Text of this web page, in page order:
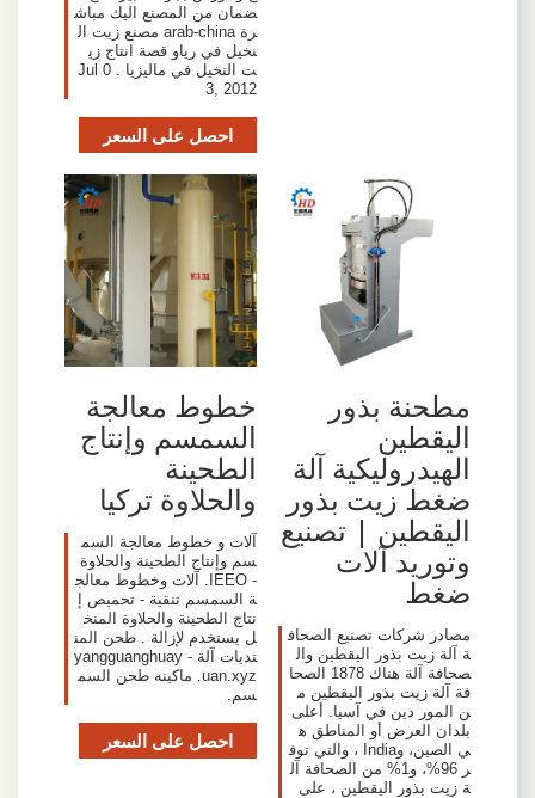
ضمان من المصنع اليك مباش
رة arab-china مصنع زيت ال
نخيل في رياو قصة انتاج زي
ت النخيل في ماليزيا . Jul 0
3, 2012
احصل على السعر
مطحنة بذور
اليقطين
الهيدروليكية آلة
ضغط زيت بذور
اليقطين | تصنيع
وتوريد آلات
ضغط
مصادر شركات تصنيع الصحاف
ة آلة زيت بذور اليقطين وال
صحافة آلة هناك 1878 الصحا
فة آلة زيت بذور اليقطين م
ن المور دين في آسيا. أعلى
بلدان العرض أو المناطق ه
ي الصين، وIndia ، والتي توف
ر 96%، و1% من الصحافة آل
ة زيت بذور اليقطين ، على
خطوط معالجة
السمسم وإنتاج
الطحينة
والحلاوة تركيا
آلات و خطوط معالجة السم
سم وإنتاج الطحينة والحلاوة
- IEEO. آلات وخطوط معالج
ة السمسم تنقية - تحميص إ
نتاج الطحينة والحلاوة المنخ
ل يستخدم لإزالة . طحن المن
تديات آلة - yangguanghuay
uan.xyz. ماكينه طحن السم
سم.
احصل على السعر